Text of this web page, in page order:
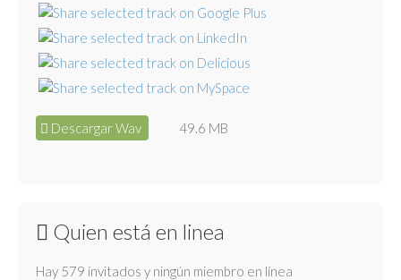
Descargar Wav 49.6 MB
Quien está en linea
Hay 579 invitados y ningún miembro en línea